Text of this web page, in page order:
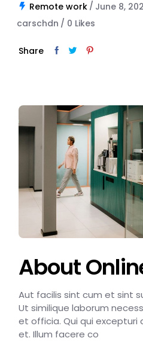
Remote work June 8,
carschdn
0 Likes
Share
About
Aut facilis sint cum et sint
Ut similique laborum
et officia. Qui qui excepturi
et. Illum facere co